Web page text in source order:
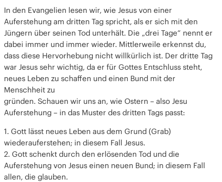
In den Evangelien lesen wir, wie Jesus von einer
Auferstehung am dritten Tag spricht, als er sich mit den
Jüngern über seinen Tod unterhält. Die „drei Tage“ nennt er
dabei immer und immer wieder. Mittlerweile erkennst du,
dass diese Hervorhebung nicht willkürlich ist. Der dritte Tag
war Jesus sehr wichtig, da er für Gottes Entschluss steht,
neues Leben zu schaffen und einen Bund mit der
Menschheit zu
gründen. Schauen wir uns an, wie Ostern – also Jesu
Auferstehung – in das Muster des dritten Tags passt:
1. Gott lässt neues Leben aus dem Grund (Grab)
wiederauferstehen; in diesem Fall Jesus.
2. Gott schenkt durch den erlösenden Tod und die
Auferstehung von Jesus einen neuen Bund; in diesem Fall
allen, die glauben.